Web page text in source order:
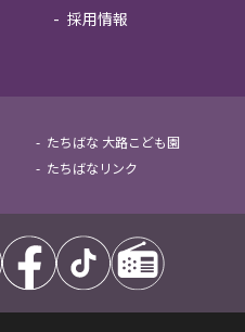
採用情報
たちばな 大路こども園
たちばなリンク